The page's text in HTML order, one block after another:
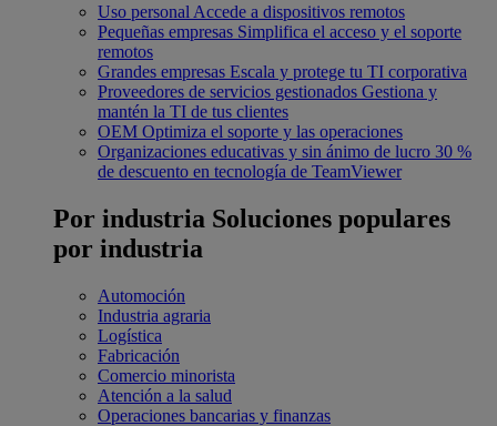
Uso personal Accede a dispositivos remotos
Pequeñas empresas Simplifica el acceso y el soporte
remotos
Grandes empresas Escala y protege tu TI corporativa
Proveedores de servicios gestionados Gestiona y
mantén la TI de tus clientes
OEM Optimiza el soporte y las operaciones
Organizaciones educativas y sin ánimo de lucro 30 %
de descuento en tecnología de TeamViewer
Por industria Soluciones populares
por industria
Automoción
Industria agraria
Logística
Fabricación
Comercio minorista
Atención a la salud
Operaciones bancarias y finanzas